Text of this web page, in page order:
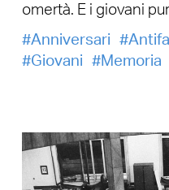
omertà. E i giovani
Anniversari
Giovani
Memoria